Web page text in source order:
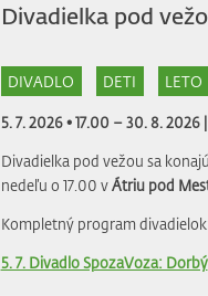
Divadielka pod
DIVADLO DETI LETO
5. 7. 2026 • 17.00 – 30. 8. 2026 |
Divadielka pod vežou sa
nedeľu o 17.00 vÁtriu pod
Kompletný program
5. 7. Divadlo SpozaVoza: Dorbý...